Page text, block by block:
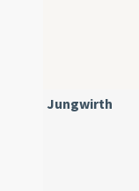
Jungwirth